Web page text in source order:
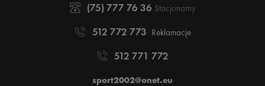
(75) 777 76 36 Stacjonarny
512 772 773 Reklamacje
512 771 772
sport2002@onet.eu